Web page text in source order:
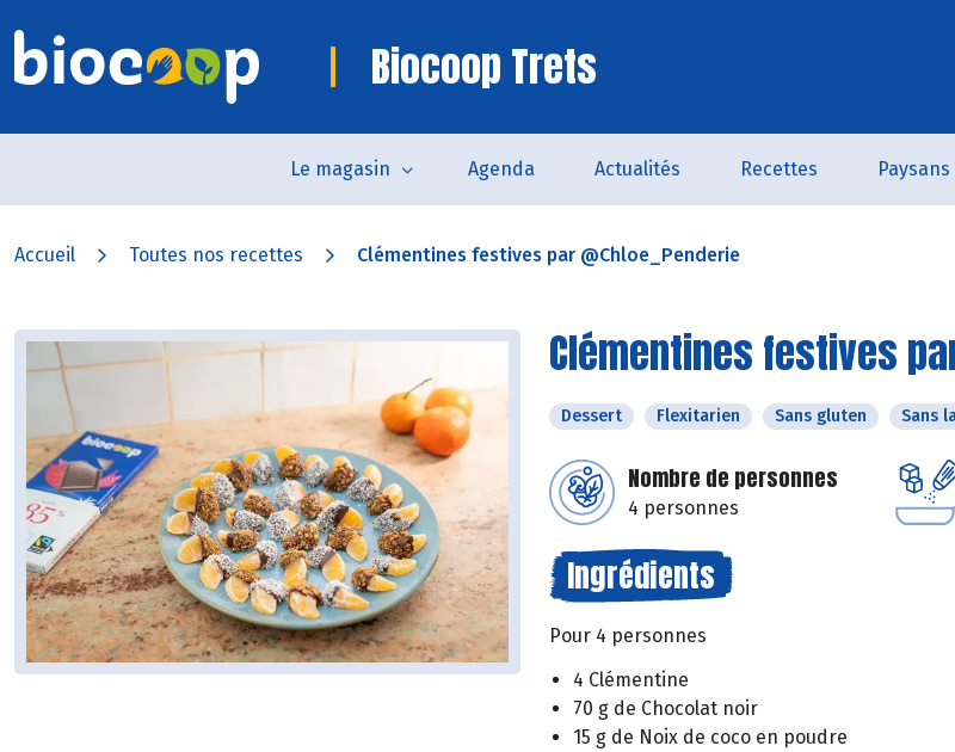
Biocoop Trets
Le magasin Agenda Actualités Recettes
Accueil Toutes nos recettes Clémentines festives par @Chloe_Penderie
Clémentines festives
Dessert Flexitarien Sans gluten Sans
Nombre de personnes
4 personnes
Ingrédients
Pour 4 personnes
4 Clémentine
70 g de Chocolat noir
15 g de Noix de coco en poudre